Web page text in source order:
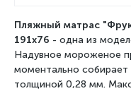
Пляжный матрас
191x76 - одна из
Надувное мороженое
моментально собирает
толщиной 0,28 мм.